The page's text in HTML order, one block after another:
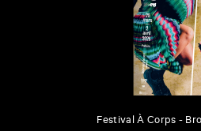
Festival À Corps -